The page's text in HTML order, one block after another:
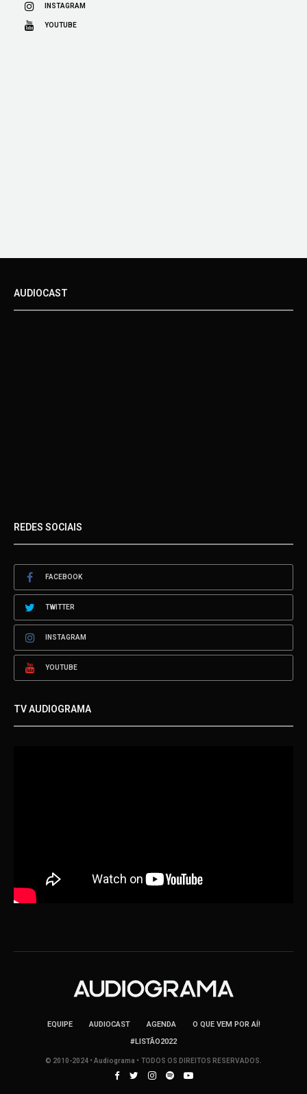
INSTAGRAM
YOUTUBE
AUDIOCAST
REDES SOCIAIS
FACEBOOK
TWITTER
INSTAGRAM
YOUTUBE
TV AUDIOGRAMA
EQUIPE AUDIOCAST AGENDA
O QUE VEM POR AÍ!
#LISTÃO2022
© 2010-2024 • Audiograma • TODOS OS DIREITOS RESERVADOS.